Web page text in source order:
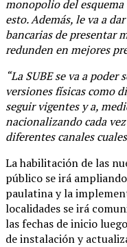
monopolio del
esto. Además, le va a
bancarias de presentar
redunden en mejores
“La SUBE se va a
versiones físicas como
seguir vigentes y a,
nacionalizando cada
diferentes canales
La habilitación de las
público se irá
paulatina y la
localidades se irá
las fechas de inicio
de instalación y